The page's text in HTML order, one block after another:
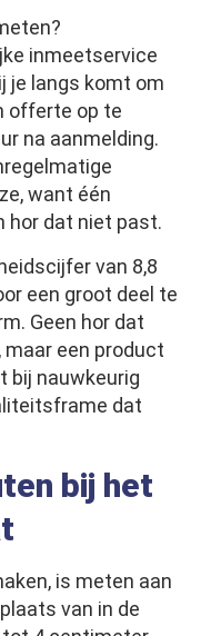
inmeetservice
je langs komt om
offerte op te
na aanmelding.
want één
hor dat niet past.
van 8,8
een groot deel te
Geen hor dat
een product
bij nauwkeurig
dat
bij het
is meten aan
van in de